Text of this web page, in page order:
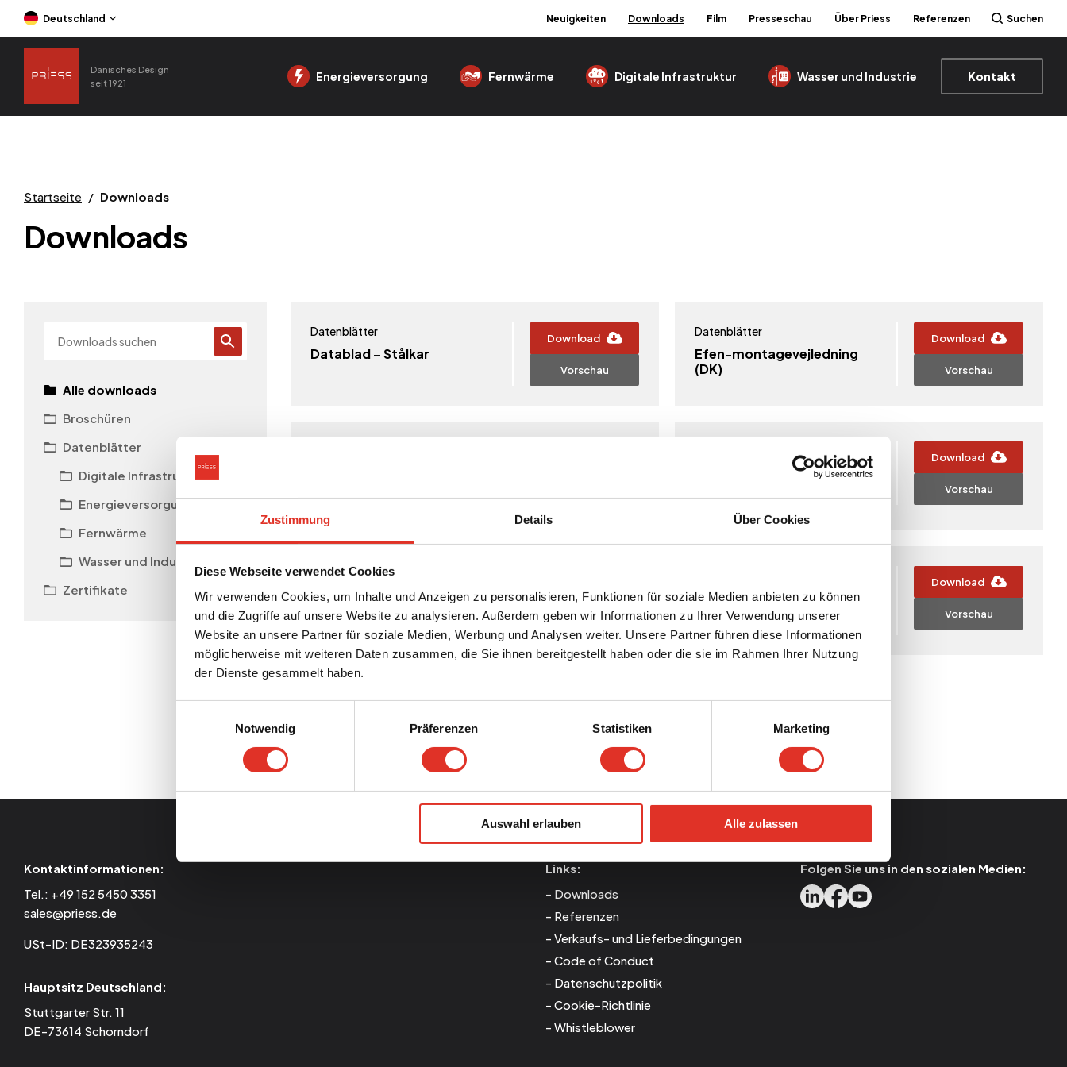
Zustimmung Details Über Cookies
Diese Webseite verwendet Cookies
Wir verwenden Cookies, um Inhalte und Anzeigen zu personalisieren, Funktionen für soziale Medien anbieten zu können
und die Zugriffe auf unsere Website zu analysieren. Außerdem geben wir Informationen zu Ihrer Verwendung unserer
Website an unsere Partner für soziale Medien, Werbung und Analysen weiter. Unsere Partner führen diese Informationen
möglicherweise mit weiteren Daten zusammen, die Sie ihnen bereitgestellt haben oder die sie im Rahmen Ihrer Nutzung
der Dienste gesammelt haben.
Notwendig
Präferenzen Statistiken Marketing
Auswahl erlauben Alle zulassen
Deutschland Neuigkeiten Downloads Film Presseschau Über Priess Referenzen Suchen
Dänisches Design
seit 1921
Energieversorgung Fernwärme Digitale Infrastruktur Wasser und Industrie Kontakt
Startseite / Downloads
Downloads
Alle downloads
Broschüren
Datenblätter
Digitale Infrastruktur
Energieversorgung
Fernwärme
Wasser und Industrie
Zertifikate
Datenblätter
Datablad – Stålkar
Download
Vorschau
Datenblätter
Efen-montagevejledning
(DK)
Download
Vorschau
CE-Zertifikat – Werkseigene
14991)
Download
Vorschau
Zertifikate
CE-Zertifikat – Werkseigene
Produktionskontrolle (EN
1090-1)
Vorschau
Priess Fernwärme
Download
Vorschau
1 … 5 6 7
Kontaktinformationen:
Tel.: +49 152 5450 3351
sales@priess.de
USt-ID: DE323935243
Hauptsitz Deutschland:
Stuttgarter Str. 11
DE-73614 Schorndorf
Links:
Downloads
Referenzen
Verkaufs- und Lieferbedingungen
Code of Conduct
Datenschutzpolitik
Cookie-Richtlinie
Whistleblower
Folgen Sie uns in den sozialen Medien: